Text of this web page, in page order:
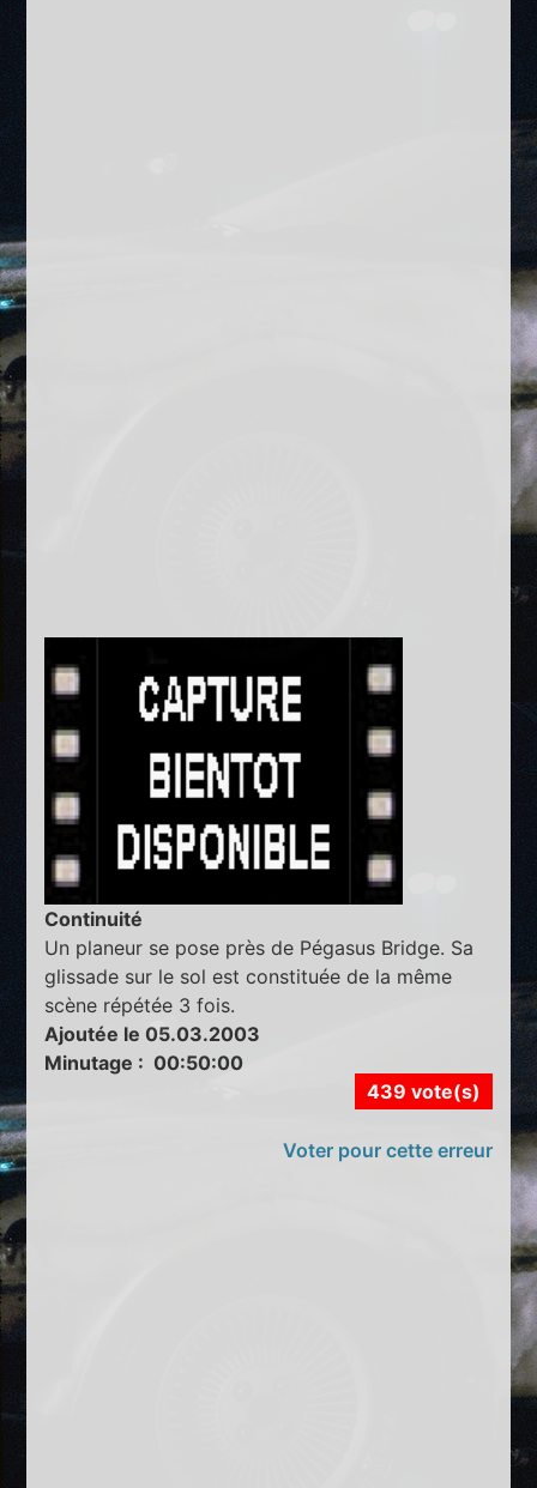
Continuité
Un planeur se pose près de Pégasus Bridge. Sa
glissade sur le sol est constituée de la même
scène répétée 3 fois.
Ajoutée le 05.03.2003
Minutage : 00:50:00
439 vote(s)
Voter pour cette erreur